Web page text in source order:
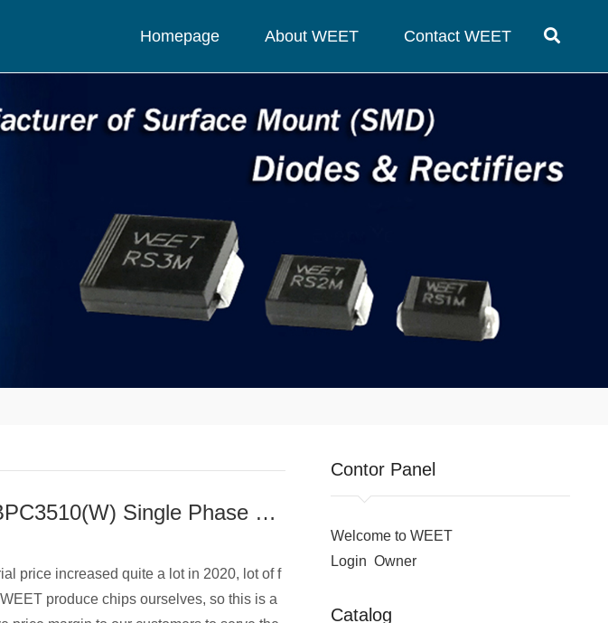
Homepage About WEET Contact WEET
WEET GBPC35005(W) THRU GBPC3510(W) Single Phase Bridge Rectifier 35 Amp 1000V Cross To WTE
price increased quite a lot in 2020, lot of f
produce chips ourselves, so this is a
Contor Panel
Welcome to WEET
Login Owner
Catalog